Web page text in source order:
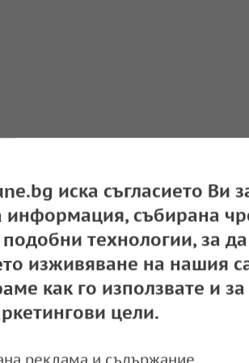
наематели на жилища в САЩ
иска съгласието Ви
информация, събирана
технологии, за да
изживяване на нашия
как го използвате и за
цели.